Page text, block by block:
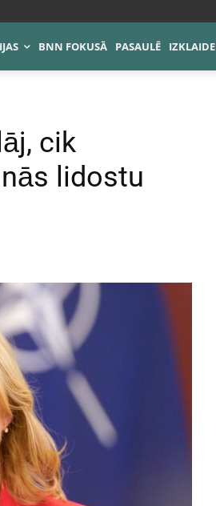
BNN FOKUSĀ PASAULĒ IZKLAIDE
cik
lidostu